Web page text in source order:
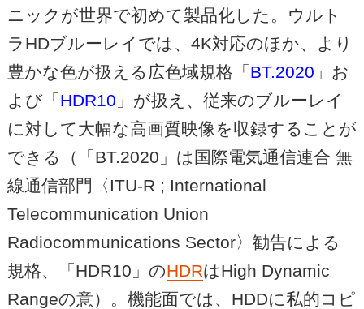
ニックが世界で初めて製品化した。ウルト
ラHDブルーレイでは、4K対応のほか、より
豊かな色が扱える広色域規格「 BT.2020 」お
よび「 HDR10 」が扱え、従来のブルーレイ
に対して大幅な高画質映像を収録することが
できる（「BT.2020」は国際電気通信連合 無
線通信部門〈ITU-R ; International
Telecommunication Union
Radiocommunications Sector〉勧告による
規格、「HDR10」のHDRはHigh Dynamic
Rangeの意）。機能面では、HDDに私的コピ